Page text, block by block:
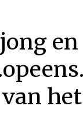
van